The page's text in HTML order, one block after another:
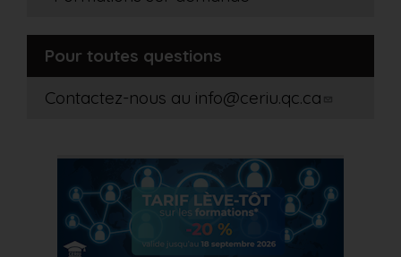
Pour toutes questions
Contactez-nous au info@ceriu.qc.ca